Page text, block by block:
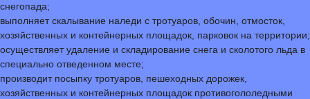
снегопада;
выполняет скалывание наледи с тротуаров, обочин, отмосток,
хозяйственных и контейнерных площадок, парковок на территории;
осуществляет удаление и складирование снега и сколотого льда в
специально отведенном месте;
производит посыпку тротуаров, пешеходных дорожек,
хозяйственных и контейнерных площадок противогололедными